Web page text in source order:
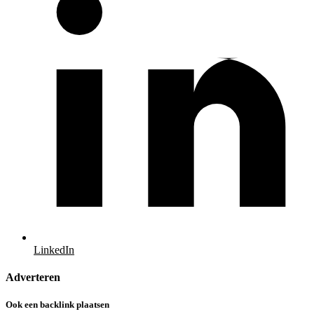
LinkedIn
Adverteren
Ook een backlink plaatsen